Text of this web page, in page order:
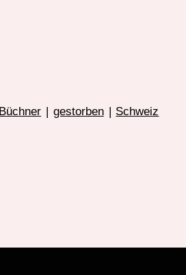
gestorben Schweiz